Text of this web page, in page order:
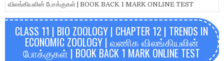
விலங்கியலின் போக்குகள் | BOOK BACK 1 MARK ONLINE TEST
CLASS 11 | BIO ZOOLOGY | CHAPTER 12 | TRENDS IN
ECONOMIC ZOOLOGY | வணிக விலங்கியலின்
போக்குகள் | BOOK BACK 1 MARK ONLINE TEST